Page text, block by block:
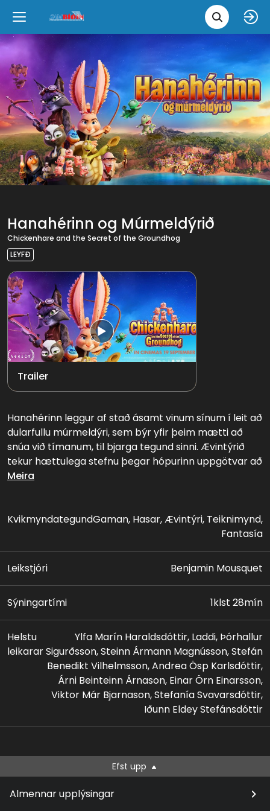
Leita
Back
Væntanlegt
Close
Nýjar myndir
Klassískar myndir
Skvísubíó
Ópera
Back
Tungumál
Close
íslenska
English
Hanahérinn og Múrmeldýrið
Chickenhare and the Secret of the Groundhog
LEYFÐ
Trailer
Hanahérinn leggur af stað ásamt vinum sínum í leit að
dularfullu múrmeldýri, sem býr yfir þeim mætti að
snúa við tímanum, til bjarga tegund sinni. Ævintýrið
tekur hættulega stefnu þegar hópurinn uppgötvar að
þeir eru ekki þeir einu sem leita að þessum forna
Meira
KvikmyndategundGaman, Hasar, Ævintýri, Teiknimynd,
Fantasía
Leikstjóri Benjamin Mousquet
Sýningartími 1klst 28mín
Helstu
leikarar
Ylfa Marín Haraldsdóttir, Laddi, Þórhallur
Sigurðsson, Steinn Ármann Magnússon, Stefán
Benedikt Vilhelmsson, Andrea Ösp Karlsdóttir,
Árni Beinteinn Árnason, Einar Örn Einarsson,
Viktor Már Bjarnason, Stefanía Svavarsdóttir,
Iðunn Eldey Stefánsdóttir
Efst upp
Almennar upplýsingar